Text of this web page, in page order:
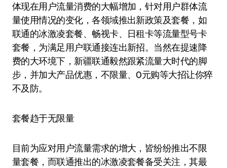
体现在用户流量消费的大幅增加，针对用户群体流
量使用情况的变化，各领域推出新政策及套餐，如
联通的冰激凌套餐、畅视卡、日租卡等流量型号卡
套餐，为满足用户联通接连出新招。当然在提速降
费的大环境下，新疆联通毅然跟紧流量大时代的脚
步，并加大产品优惠，不限量、0元购等大招让你猝
不及防。
套餐趋于无限量
目前为应对用户流量需求的增大，皆纷纷推出不限
量套餐，而联通推出的冰激凌套餐备受关注，其最